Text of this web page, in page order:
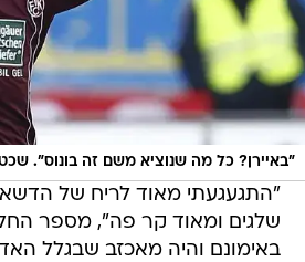
"באיירן? כל מה שנוציא משם זה בונוס".
"התגעגעתי מאוד לריח של
שלגים ומאוד קר פה", מספר
באימונם והיה מאכזב שבגלל